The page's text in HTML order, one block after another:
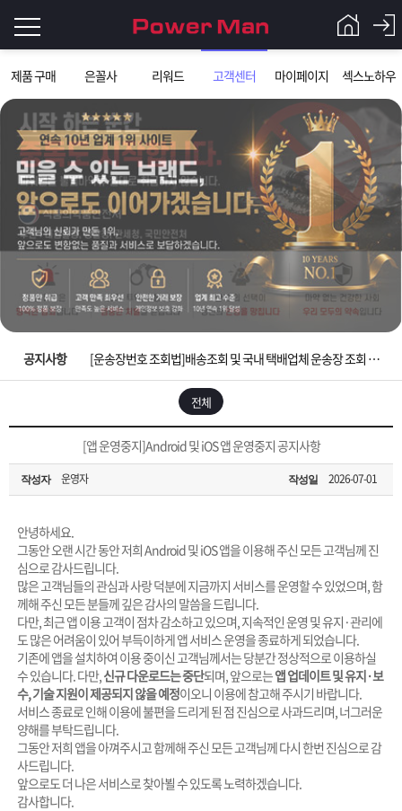
제품 구매 은꼴사 리워드 고객센터 마이페이지 섹스노하우
그
인
이
필
요
니
로
Q&A
파
워
맨
제
품
은
노
하
우
객
센
터
마
이
페
이
지
주
문
조
회
공지사항
입금확인이 안되는 상황을 대비해 꼭 입금후 고객센터 연락바랍니다.
[2026구정 연휴]설 연휴 배송 및 휴무 안내
[운송장번호 조회법]배송조회 및 국내 택배업체 운송장 조회 하는법
[ios앱 오픈]아이폰 고객 앱설치 가능합니다.
[무인택배함 이용 안내] 집 밖에 주소로 택배 받기
입금확인이 안되는 상황을 대비해 꼭 입금후 고객센터 연락바랍니다.
전체
[앱 운영중지]Android 및 iOS 앱 운영중지 공지사항
작성자 운영자 작성일 2026-07-01
안녕하세요.
그동안 오랜 시간 동안 저희 Android 및 iOS 앱을 이용해 주신 모든 고객님께 진
심으로 감사드립니다.
많은 고객님들의 관심과 사랑 덕분에 지금까지 서비스를 운영할 수 있었으며, 함
께해 주신 모든 분들께 깊은 감사의 말씀을 드립니다.
다만, 최근 앱 이용 고객이 점차 감소하고 있으며, 지속적인 운영 및 유지·관리에
도 많은 어려움이 있어 부득이하게 앱 서비스 운영을 종료하게 되었습니다.
기존에 앱을 설치하여 이용 중이신 고객님께서는 당분간 정상적으로 이용하실
수 있습니다. 다만,신규 다운로드는 중단되며, 앞으로는앱 업데이트 및 유지·보
수, 기술 지원이 제공되지 않을 예정이오니 이용에 참고해 주시기 바랍니다.
서비스 종료로 인해 이용에 불편을 드리게 된 점 진심으로 사과드리며, 너그러운
양해를 부탁드립니다.
그동안 저희 앱을 아껴주시고 함께해 주신 모든 고객님께 다시 한번 진심으로 감
사드립니다.
앞으로도 더 나은 서비스로 찾아뵐 수 있도록 노력하겠습니다.
감사합니다.